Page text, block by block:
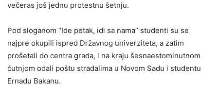
večeras još jednu protestnu šetnju.
Pod sloganom “Ide petak, idi sa nama” studenti su se
najpre okupili ispred Državnog univerziteta, a zatim
prošetali do centra grada, i na kraju šesnaestominutnom
ćutnjom odali poštu stradalima u Novom Sadu i studentu
Ernadu Bakanu.